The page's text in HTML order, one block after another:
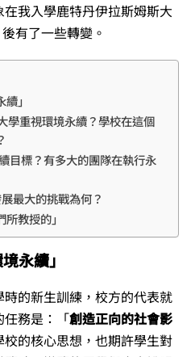
我入學鹿特丹伊拉斯姆斯大
有了一些轉變。
」
學重視環境永續？學校在這個
目標？有多大的團隊在執行永
最大的挑戰為何？
教授的」
永續」
的新生訓練，校方的代表就
任務是：「創造正向的社會影
校的核心思想，也期許學生對